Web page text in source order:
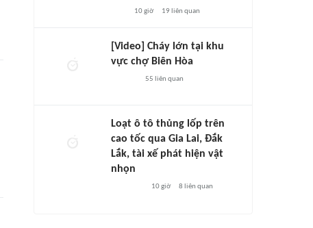
10 giờ 19 liên quan
[Video] Cháy lớn tại khu
vực chợ Biên Hòa
55 liên quan
Loạt ô tô thủng lốp trên
cao tốc qua Gia Lai, Đắk
Lắk, tài xế phát hiện vật
nhọn
10 giờ 8 liên quan